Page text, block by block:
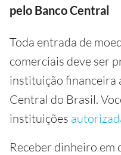
pelo Banco Central
Toda entrada de
comerciais deve ser
instituição financeira
Central do Brasil.
instituições
Receber dinheiro